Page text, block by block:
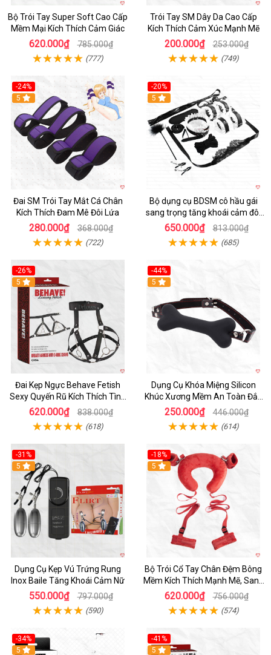
Bộ Trói Tay Super Soft Cao Cấp
Mềm Mại Kích Thích Cảm Giác
620.000₫ 785.000₫
(777)
Trói Tay SM Dây Da Cao Cấp
Kích Thích Cảm Xúc Mạnh Mẽ
200.000₫ 253.000₫
(749)
-24%
Hot
5
Đai SM Trói Tay Mắt Cá Chân
Kích Thích Đam Mê Đôi Lứa
280.000₫ 368.000₫
(722)
-20%
Hot
5
Bộ dụng cụ BDSM cô hầu gái
sang trọng tăng khoái cảm đôi
lứa
650.000₫ 813.000₫
(685)
-26%
Hot
5
Đai Kẹp Ngực Behave Fetish
Sexy Quyến Rũ Kích Thích Tình
Yêu
620.000₫ 838.000₫
(618)
-44%
Hot
5
Dụng Cụ Khóa Miệng Silicon
Khúc Xương Mềm An Toàn Đắc
Lực
250.000₫ 446.000₫
(614)
-31%
Hot
5
Dụng Cụ Kẹp Vú Trứng Rung
Inox Baile Tăng Khoái Cảm Nữ
550.000₫ 797.000₫
(590)
-18%
Hot
5
Bộ Trói Cổ Tay Chân Đệm Bông
Mềm Kích Thích Mạnh Mẽ, Sang
Trọng
620.000₫ 756.000₫
(574)
-34%
5
-41%
Hot
5